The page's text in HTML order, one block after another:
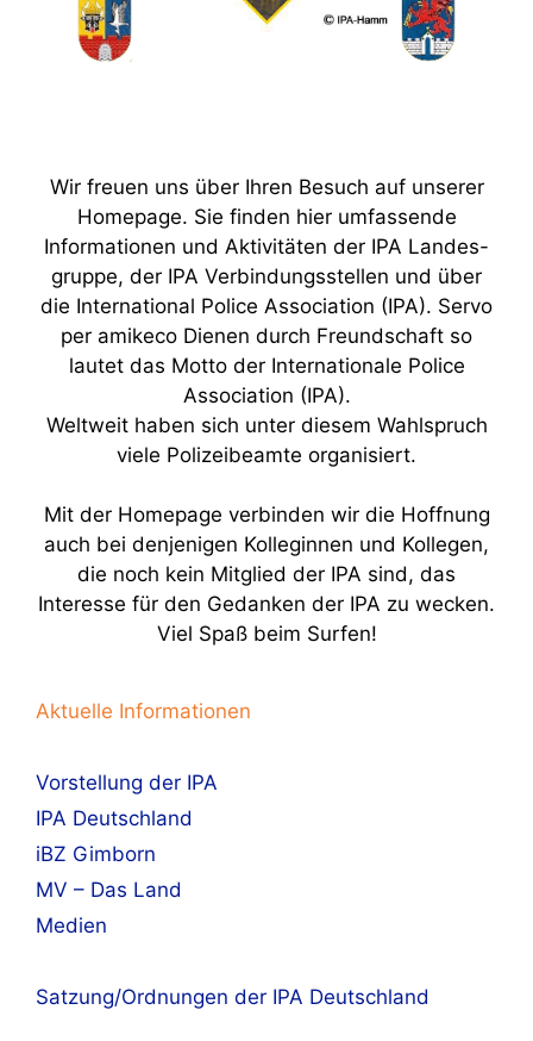
Wir freuen uns über Ihren Besuch auf unserer
Homepage. Sie finden hier umfassende
Informationen und Aktivitäten der IPA Landes-
gruppe, der IPA Verbindungsstellen und über
die International Police Association (IPA). Servo
per amikeco Dienen durch Freundschaft so
lautet das Motto der Internationale Police
Association (IPA).
Weltweit haben sich unter diesem Wahlspruch
viele Polizeibeamte organisiert.
Mit der Homepage verbinden wir die Hoffnung
auch bei denjenigen Kolleginnen und Kollegen,
die noch kein Mitglied der IPA sind, das
Interesse für den Gedanken der IPA zu wecken.
Viel Spaß beim Surfen!
Aktuelle Informationen
Vorstellung der IPA
IPA Deutschland
iBZ Gimborn
MV – Das Land
Medien
Satzung/Ordnungen der IPA Deutschland